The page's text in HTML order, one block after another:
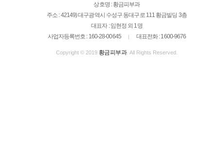
상호명 : 황금피부과
주소 : 42149) 대구광역시 수성구 동대구로 111 황금빌딩 3층
대표자 : 임현정 외 1명
사업자등록번호 : 160-28-00645
| 대표전화 : 1600-9676
Copyright © 2019 황금피부과. All Rights Reserved.